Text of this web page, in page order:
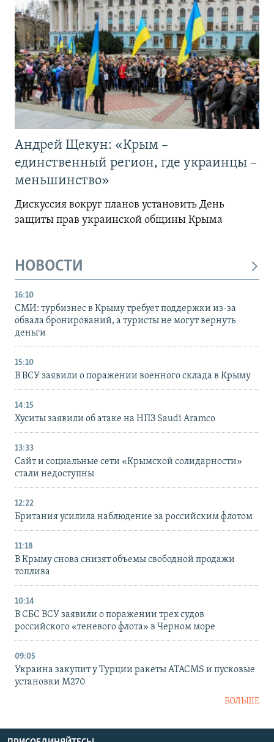
Андрей Щекун: «Крым –
единственный регион, где украинцы –
меньшинство»
Дискуссия вокруг планов установить День
защиты прав украинской общины Крыма
НОВОСТИ
16:10
СМИ: турбизнес в Крыму требует поддержки из-за
обвала бронирований, а туристы не могут вернуть
деньги
15:10
В ВСУ заявили о поражении военного склада в Крыму
14:15
Хуситы заявили об атаке на НПЗ Saudi Aramco
13:33
Сайт и социальные сети «Крымской солидарности»
стали недоступны
12:22
Британия усилила наблюдение за российским флотом
11:18
В Крыму снова снизят объемы свободной продажи
топлива
10:14
В СБС ВСУ заявили о поражении трех судов
российского «теневого флота» в Черном море
09:05
Украина закупит у Турции ракеты ATACMS и пусковые
установки M270
БОЛЬШЕ